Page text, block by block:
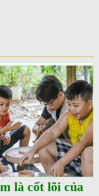
là cốt lõi của